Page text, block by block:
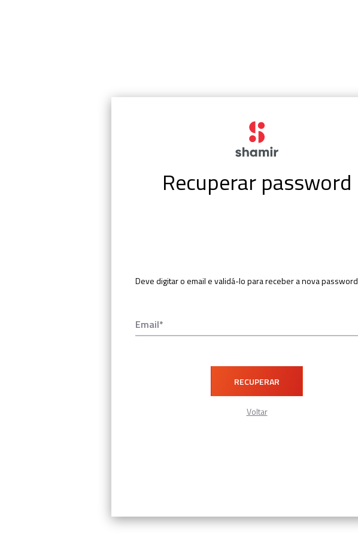
Recuperar password
Deve digitar o email e validá-lo para receber a nova password
Email
Voltar